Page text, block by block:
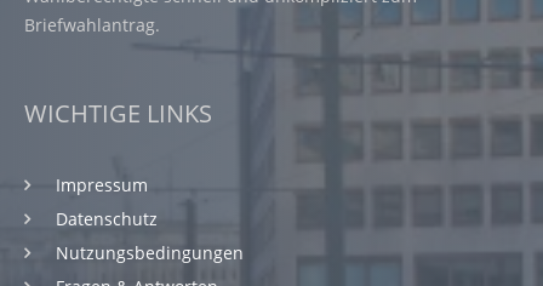
Briefwahlantrag.
WICHTIGE LINKS
Impressum
Datenschutz
Nutzungsbedingungen